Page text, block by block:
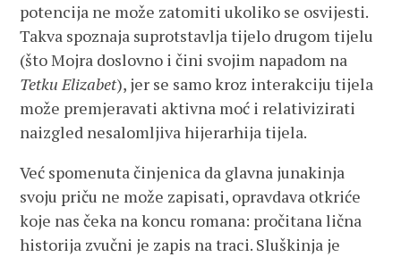
potencija ne može zatomiti ukoliko se osvijesti.
Takva spoznaja suprotstavlja tijelo drugom tijelu
(što Mojra doslovno i čini svojim napadom na
Tetku Elizabet), jer se samo kroz interakciju tijela
može premjeravati aktivna moć i relativizirati
naizgled nesalomljiva hijerarhija tijela.
Već spomenuta činjenica da glavna junakinja
svoju priču ne može zapisati, opravdava otkriće
koje nas čeka na koncu romana: pročitana lična
historija zvučni je zapis na traci. Sluškinja je